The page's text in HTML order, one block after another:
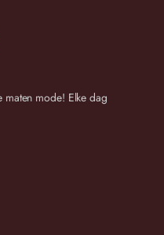
mode! Elke dag